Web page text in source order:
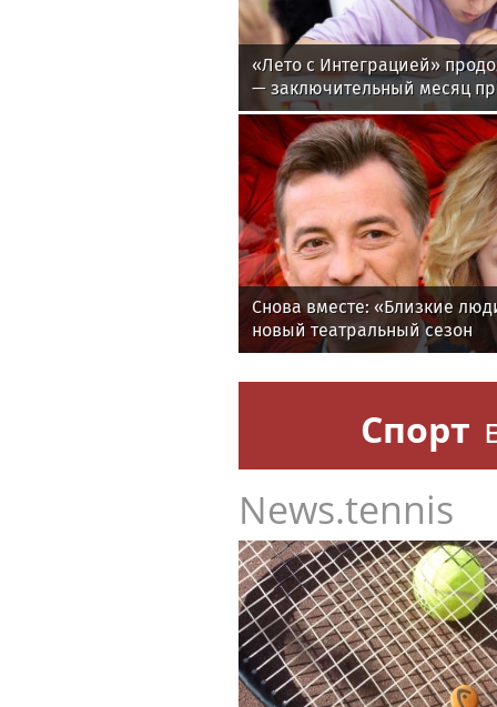
«Лето с Интеграцией»
— заключительный месяц
Снова вместе: «Близкие
новый театральный сезон
Спорт
News.tennis